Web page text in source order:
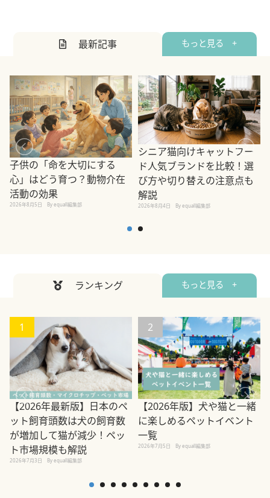
最新記事 もっと見る +
子供の「命を大切にする
心」はどう育つ？動物介在
活動の効果
2026年8月5日 By equall編集部
シニア猫向けキャットフー
ド人気ブランドを比較！選
び方や切り替えの注意点も
解説
2026年8月4日 By equall編集部
ランキング もっと見る +
1
【2026年最新版】日本のペ
ット飼育頭数は犬の飼育数
が増加して猫が減少！ペッ
ト市場規模も解説
2026年7月3日 By equall編集部
2
【2026年版】犬や猫と一緒
に楽しめるペットイベント
一覧
2026年7月5日 By equall編集部